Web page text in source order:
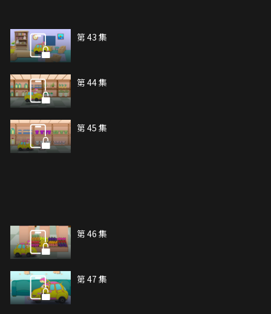
第 43 集
第 44 集
第 45 集
第 46 集
第 47 集